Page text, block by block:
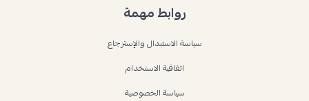
روابط مهمة
سياسة الاستبدال والإسترجاع
اتفاقية الاستخدام
سياسة الخصوصية